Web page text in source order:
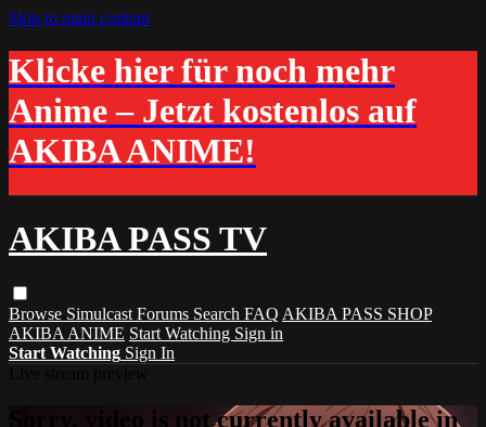
Skip to main content
Klicke hier für noch mehr
Anime – Jetzt kostenlos auf
AKIBA ANIME!
AKIBA PASS TV
Browse Simulcast Forums Search FAQ AKIBA PASS SHOP
AKIBA ANIME Start Watching Sign in
Start Watching Sign In
Sorry, video is not currently available in